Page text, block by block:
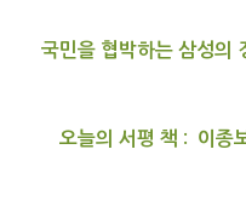
국민을 협박하는 삼성의
오늘의 서평 책 : 이종